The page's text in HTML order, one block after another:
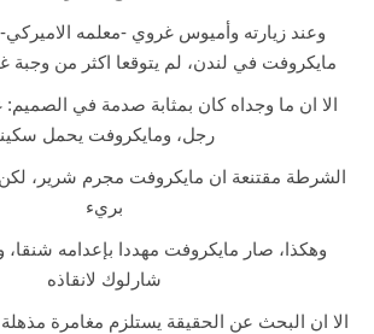
وعند زيارته وأميوس غروي -معلمه
مايكروفت في لندن، لم يتوقعا اكثر من وجبة
الا ان ما وجداه كان بمثابة صدمة في الصميم:
رجل، ومايكروفت يحمل
الشرطة مقتنعة ان مايكروفت مجرم شرير،
بريء
وهكذا، صار مايكروفت مهددا بإعدامه شنقا،
شارلوك لانقاذه
الا ان البحث عن الحقيقة يستلزم مغامرة